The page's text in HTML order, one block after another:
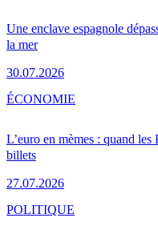
Une enclave espagnole
la mer
30.07.2026
L’euro en mèmes : quand
billets
27.07.2026
ÉCONOMIE
POLITIQUE